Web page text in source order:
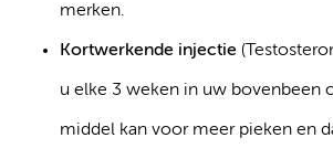
merken.
Kortwerkende injectie
u elke 3 weken in uw bovenbeen
middel kan voor meer pieken en